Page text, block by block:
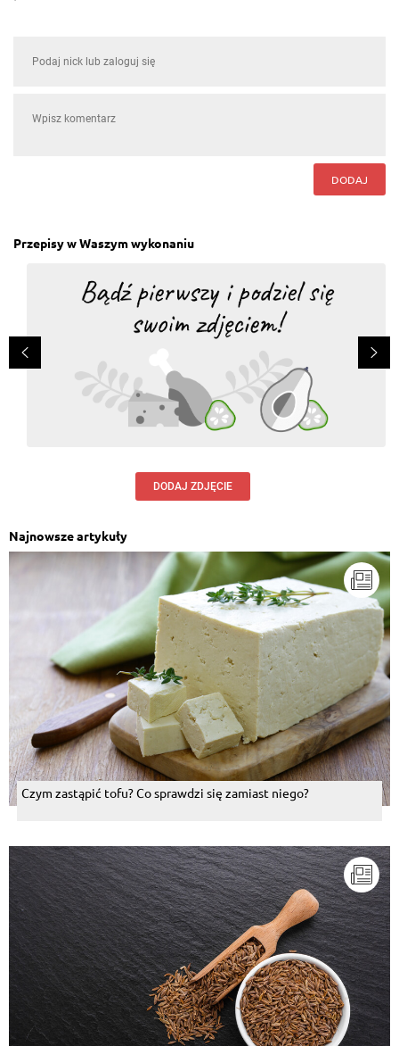
DODAJ
Przepisy w Waszym wykonaniu
DODAJ ZDJĘCIE
Najnowsze artykuły
Czym zastąpić tofu? Co sprawdzi się zamiast niego?